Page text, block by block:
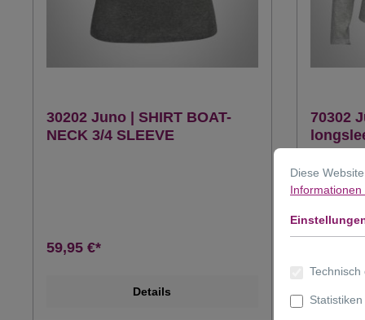
30202 Juno | SHIRT BOAT-
NECK 3/4 SLEEVE
59,95 €*
Details
70302
Diese
Informationen
Technisch
Statistiken